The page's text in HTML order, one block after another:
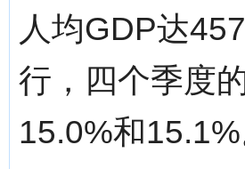
人均GDP达
行，四个季度
15.0%和15.1%